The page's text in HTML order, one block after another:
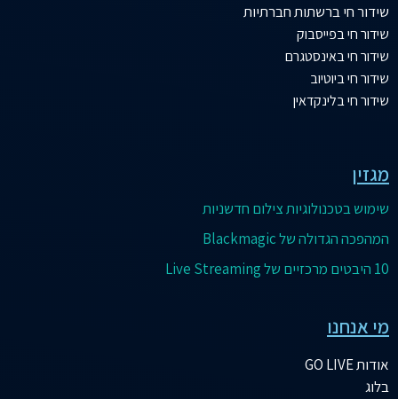
שידורחי ברשתות חברתיות
שידור חי בפייסבוק
שידור חי באינסטגרם
שידור חי ביוטיוב
שידור חי בלינקדאין
מגזין
שימוש בטכנולוגיות צילום חדשניות
המהפכה הגדולה של Blackmagic
10 היבטים מרכזיים של Live Streaming
מי אנחנו
אודות GO LIVE
בלוג